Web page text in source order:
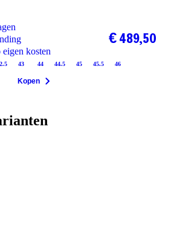
eigen kosten
43 44 44.5 45 45.5 46
€ 489,50
Kopen